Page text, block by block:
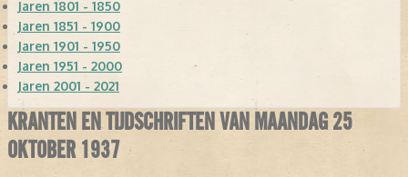
Jaren 1801 - 1850
Jaren 1851 - 1900
Jaren 1901 - 1950
Jaren 1951 - 2000
Jaren 2001 - 2021
KRANTEN EN TIJDSCHRIFTEN VAN MAANDAG 25
OKTOBER 1937